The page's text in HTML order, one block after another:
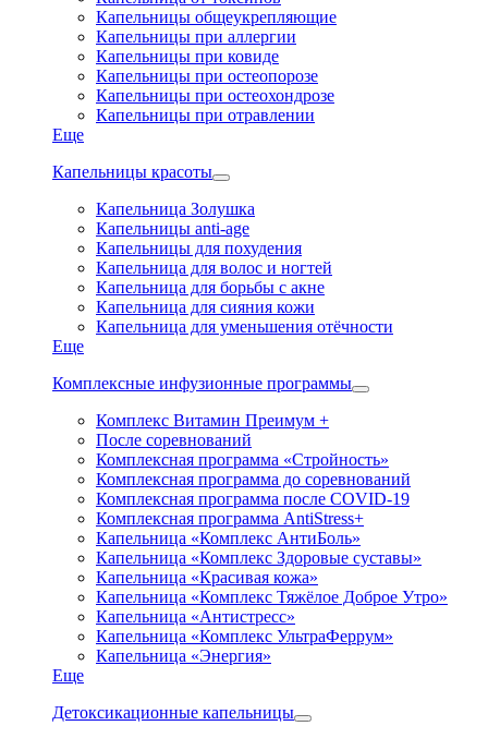
Капельницы общеукрепляющие
Капельницы при аллергии
Капельницы при ковиде
Капельницы при остеопорозе
Капельницы при остеохондрозе
Капельницы при отравлении
Еще
Капельницы красоты
Капельница Золушка
Капельницы anti-age
Капельницы для похудения
Капельница для волос и ногтей
Капельница для борьбы с акне
Капельница для сияния кожи
Капельница для уменьшения отёчности
Еще
Комплексные инфузионные программы
Комплекс Витамин Преимум +
После соревнований
Комплексная программа «Стройность»
Комплексная программа до соревнований
Комплексная программа после COVID-19
Комплексная программа AntiStress+
Капельница «Комплекс АнтиБоль»
Капельница «Комплекс Здоровые суставы»
Капельница «Красивая кожа»
Капельница «Комплекс Тяжёлое Доброе Утро»
Капельница «Антистресс»
Капельница «Комплекс УльтраФеррум»
Капельница «Энергия»
Еще
Детоксикационные капельницы